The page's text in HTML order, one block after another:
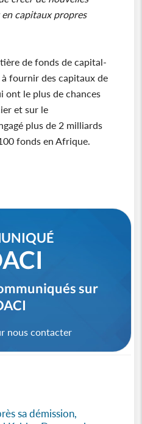
capitaux propres
de fonds de capital-
fournir des capitaux de
ont le plus de chances
et sur le
plus de 2 milliards
fonds en Afrique.
sur
nous contacter
sa démission,